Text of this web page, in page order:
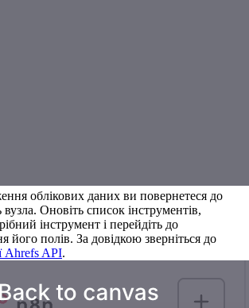
облікових даних ви повернетеся до
Оновіть список інструментів,
інструмент і перейдіть до
його полів. За довідкою зверніться до
Ahrefs API.